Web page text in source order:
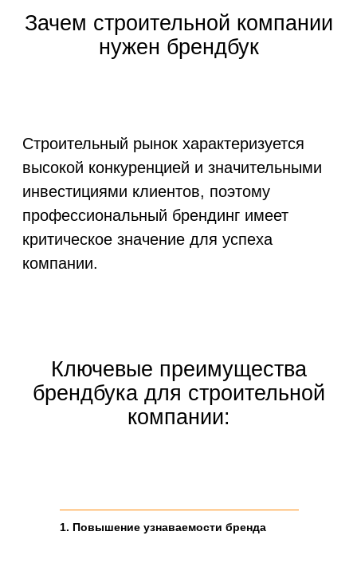
1. Повышение узнаваемости бренда
повышения эффективности
маркетинга и укрепления
позиций компании на рынке
строительных услуг.
Комплексный брендбук для строительной
компании имеет особую структуру,
которая учитывает специфику отрасли
и включает все необходимые разделы